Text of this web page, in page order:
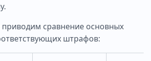
сравнение основных
штрафов: